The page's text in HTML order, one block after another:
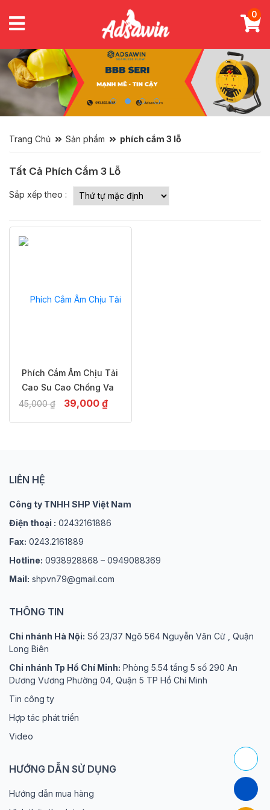
0
Trang Chủ Sản phẩm phích cắm 3 lỗ
Tất Cả Phích Cắm 3 Lỗ
Sắp xếp theo :
Phích Cắm Âm Chịu Tải
Cao Su Cao Chống Va
Đập, Chống Cháy,2-3
45,000₫
Giá
39,000 ₫
LIÊN HỆ
Công ty TNHH SHP Việt Nam
Điện thoại : 02432161886
Fax: 0243.2161889
Hotline: 0938928868 – 0949088369
Mail: shpvn79@gmail.com
THÔNG TIN
Chi nhánh Hà Nội: Số 23/37 Ngõ 564 Nguyễn Văn Cừ , Quận
Long Biên
Chi nhánh Tp Hồ Chí Minh: Phòng 5.54 tầng 5 số 290 An
Dương Vương Phường 04, Quận 5 TP Hồ Chí Minh
Tin công ty
Hợp tác phát triển
Video
HƯỚNG DẪN SỬ DỤNG
Hướng dẫn mua hàng